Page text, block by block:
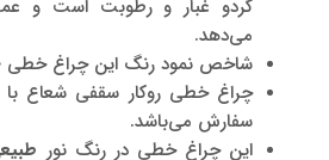
گردو غبار و رطوبت است و
می‌دهد.
شاخص نمود رنگ این چراغ خطی
سفارش می‌باشد.
این چراغ‌ خطی در رنگ نور